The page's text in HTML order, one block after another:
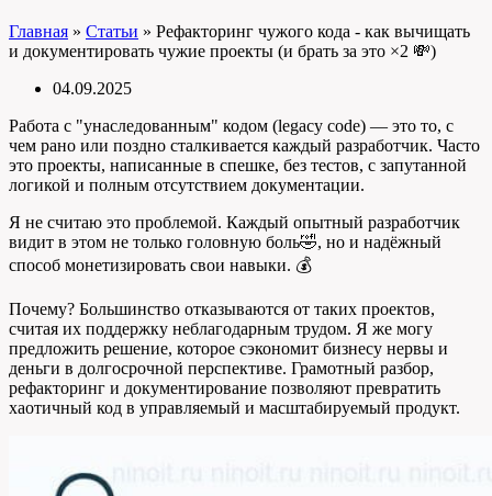
Главная » Статьи » Рефакторинг чужого кода - как вычищать
и документировать чужие проекты (и брать за это ×2 💸)
04.09.2025
Работа с "унаследованным" кодом (legacy code) — это то, с
чем рано или поздно сталкивается каждый разработчик. Часто
это проекты, написанные в спешке, без тестов, с запутанной
логикой и полным отсутствием документации.
Я не считаю это проблемой. Каждый опытный разработчик
видит в этом не только головную боль🤣, но и надёжный
способ монетизировать свои навыки. 💰
Почему? Большинство отказываются от таких проектов,
считая их поддержку неблагодарным трудом. Я же могу
предложить решение, которое сэкономит бизнесу нервы и
деньги в долгосрочной перспективе. Грамотный разбор,
рефакторинг и документирование позволяют превратить
хаотичный код в управляемый и масштабируемый продукт.